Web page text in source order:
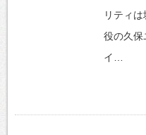
リティ
役の久保
イ…